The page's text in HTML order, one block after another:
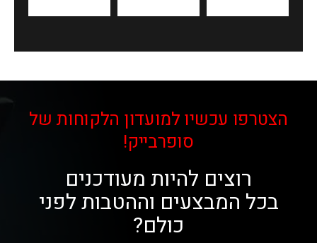
הצטרפו עכשיו למועדון הלקוחות של
סופרבייק!
רוצים להיות מעודכנים
בכל המבצעים וההטבות לפני
כולם?